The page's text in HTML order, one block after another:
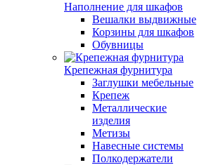
Наполнение для шкафов
Вешалки выдвижные
Корзины для шкафов
Обувницы
Крепежная фурнитура
Заглушки мебельные
Крепеж
Металлические
изделия
Метизы
Навесные системы
Полкодержатели